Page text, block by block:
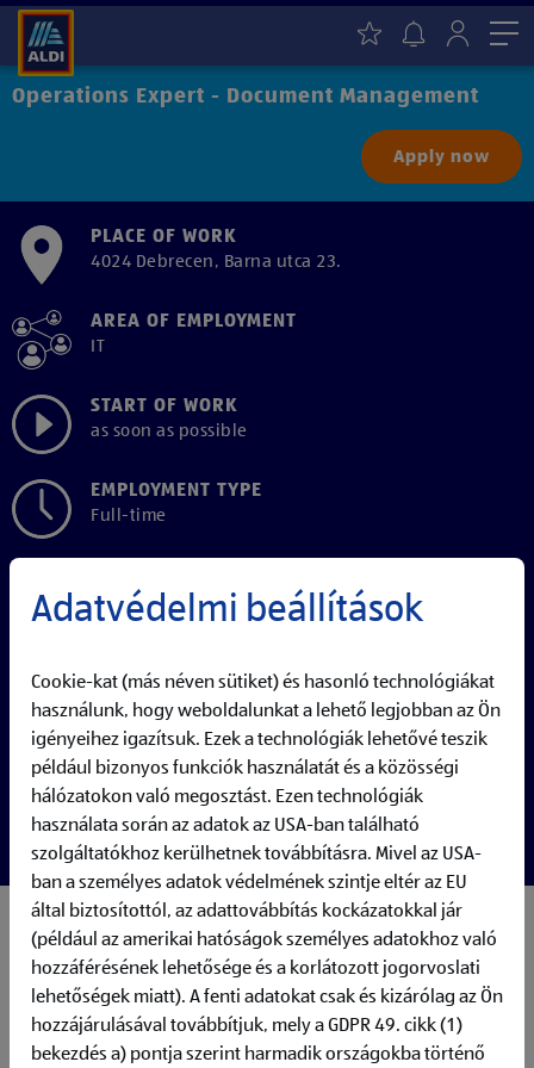
Operations Expert - Document Management
Apply now
PLACE OF WORK
4024 Debrecen, Barna utca 23.
AREA OF EMPLOYMENT
IT
START OF WORK
as soon as possible
EMPLOYMENT TYPE
Full-time
Your responsibilities:
Ensure operational stability, performance, and
availability of the product
Monitor, control, and continuously improve system
operations and service quality
Coordinate ITSM activities (incidents, changes, problems,
Adatvédelmi beállítások
Cookie-kat (más néven sütiket) és hasonló technológiákat
használunk, hogy weboldalunkat a lehető legjobban az Ön
igényeihez igazítsuk. Ezek a technológiák lehetővé teszik
például bizonyos funkciók használatát és a közösségi
hálózatokon való megosztást. Ezen technológiák
használata során az adatok az USA-ban található
szolgáltatókhoz kerülhetnek továbbításra. Mivel az USA-
ban a személyes adatok védelmének szintje eltér az EU
által biztosítottól, az adattovábbítás kockázatokkal jár
(például az amerikai hatóságok személyes adatokhoz való
hozzáférésének lehetősége és a korlátozott jogorvoslati
lehetőségek miatt). A fenti adatokat csak és kizárólag az Ön
hozzájárulásával továbbítjuk, mely a GDPR 49. cikk (1)
bekezdés a) pontja szerint harmadik országokba történő